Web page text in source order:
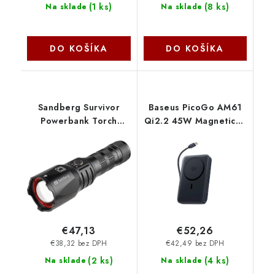
Na sklade (1 ks)
DO KOŠÍKA
Na sklade (8 ks)
DO KOŠÍKA
Sandberg Survivor
Powerbank Torch
NoName
Na sklade (2 ks)
€38,32 bez DPH
€47,13
Baseus PicoGo AM61
Qi2.2 45W Magnetická
Cosmic Black
6953156210929
NoName
Na sklade (4 ks)
€42,49 bez DPH
€52,26